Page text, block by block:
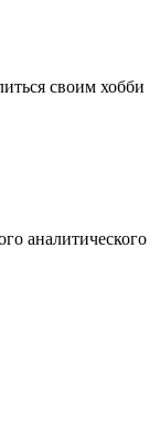
своим хобби
аналитического